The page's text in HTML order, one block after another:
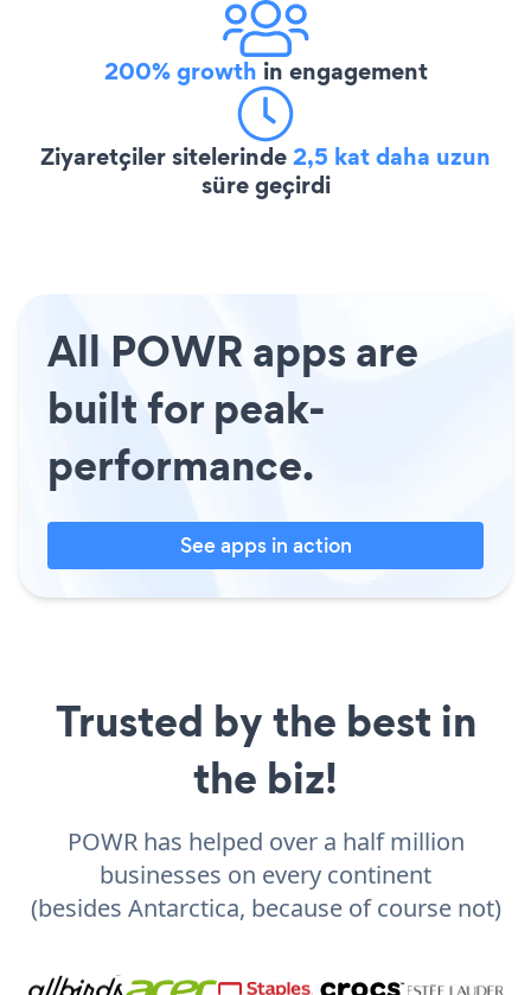
200% growth in engagement
Ziyaretçiler sitelerinde2,5 kat daha uzun
süre geçirdi
All POWR apps are
built for peak-
performance.
See apps in action
Trusted by the best in
the biz!
POWR has helped over a half million
businesses on every continent
(besides Antarctica, because of course not)